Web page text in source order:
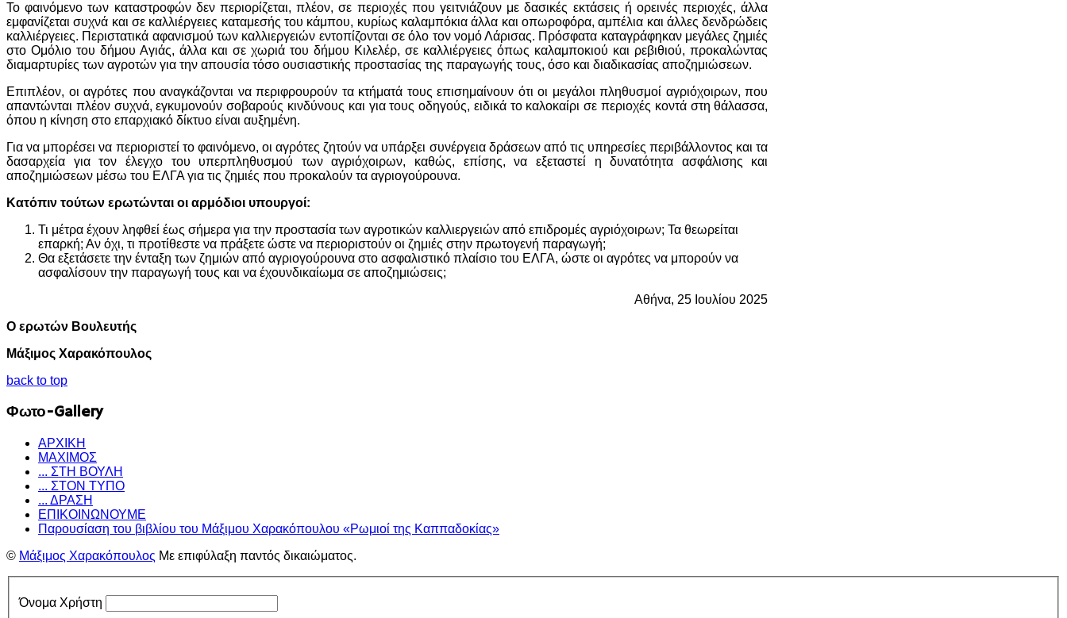
Το φαινόμενο των καταστροφών δεν περιορίζεται, πλέον, σε περιοχές που γειτνιάζουν με δασικές εκτάσεις ή ορεινές περιοχές, άλλα
εμφανίζεται συχνά και σε καλλιέργειες καταμεσής του κάμπου, κυρίως καλαμπόκια άλλα και οπωροφόρα, αμπέλια και άλλες δενδρώδεις
καλλιέργειες. Περιστατικά αφανισμού των καλλιεργειών εντοπίζονται σε όλο τον νομό Λάρισας. Πρόσφατα καταγράφηκαν μεγάλες ζημιές
στο Ομόλιο του δήμου Αγιάς, άλλα και σε χωριά του δήμου Κιλελέρ, σε καλλιέργειες όπως καλαμποκιού και ρεβιθιού, προκαλώντας
διαμαρτυρίες των αγροτών για την απουσία τόσο ουσιαστικής προστασίας της παραγωγής τους, όσο και διαδικασίας αποζημιώσεων.
Επιπλέον, οι αγρότες που αναγκάζονται να περιφρουρούν τα κτήματά τους επισημαίνουν ότι οι μεγάλοι πληθυσμοί αγριόχοιρων, που
απαντώνται πλέον συχνά, εγκυμονούν σοβαρούς κινδύνους και για τους οδηγούς, ειδικά το καλοκαίρι σε περιοχές κοντά στη θάλασσα,
όπου η κίνηση στο επαρχιακό δίκτυο είναι αυξημένη.
Για να μπορέσει να περιοριστεί το φαινόμενο, οι αγρότες ζητούν να υπάρξει συνέργεια δράσεων από τις υπηρεσίες περιβάλλοντος και τα
δασαρχεία για τον έλεγχο του υπερπληθυσμού των αγριόχοιρων, καθώς, επίσης, να εξεταστεί η δυνατότητα ασφάλισης και
αποζημιώσεων μέσω του ΕΛΓΑ για τις ζημιές που προκαλούν τα αγριογούρουνα.
Κατόπιν τούτων ερωτώνται οι αρμόδιοι υπουργοί:
Τι μέτρα έχουν ληφθεί έως σήμερα για την προστασία των αγροτικών καλλιεργειών από επιδρομές αγριόχοιρων; Τα θεωρείται
επαρκή; Αν όχι, τι προτίθεστε να πράξετε ώστε να περιοριστούν οι ζημιές στην πρωτογενή παραγωγή;
Θα εξετάσετε την ένταξη των ζημιών από αγριογούρουνα στο ασφαλιστικό πλαίσιο του ΕΛΓΑ, ώστε οι αγρότες να μπορούν να
ασφαλίσουν την παραγωγή τους και να έχουνδικαίωμα σε αποζημιώσεις;
Αθήνα, 25 Ιουλίου 2025
Ο ερωτών Βουλευτής
Μάξιμος Χαρακόπουλος
back to top
Φωτο-Gallery
ΑΡΧΙΚΗ
ΜΑΧΙΜΟΣ
... ΣΤΗ ΒΟΥΛΗ
... ΣΤΟΝ ΤΥΠΟ
... ΔΡΑΣΗ
ΕΠΙΚΟΙΝΩΝΟΥΜΕ
Παρουσίαση του βιβλίου του Μάξιμου Χαρακόπουλου «Ρωμιοί της Καππαδοκίας»
© Μάξιμος Χαρακόπουλος Με επιφύλαξη παντός δικαιώματος.
Όνομα Χρήστη